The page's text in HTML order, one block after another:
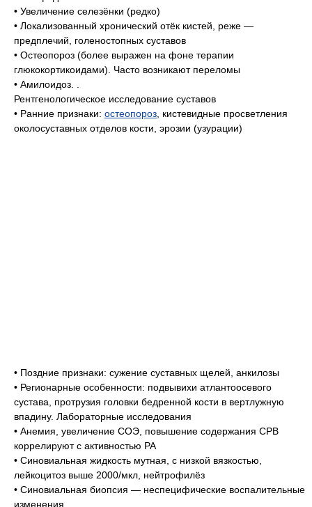
• Увеличение селезёнки (редко)
• Локализованный хронический отёк кистей, реже —
предплечий, голеностопных суставов
• Остеопороз (более выражен на фоне терапии
глюкокортикоидами). Часто возникают переломы
• Амилоидоз. .
Рентгенологическое исследование суставов
• Ранние признаки: остеопороз , кистевидные просветления
околосуставных отделов кости, эрозии (узурации)
• Поздние признаки: сужение суставных щелей, анкилозы
• Регионарные особенности: подвывихи атлантоосевого
сустава, протрузия головки бедренной кости в вертлужную
впадину. Лабораторные исследования
• Анемия, увеличение СОЭ, повышение содержания СРВ
коррелируют с активностью РА
• Синовиальная жидкость мутная, с низкой вязкостью,
лейкоцитоз выше 2000/мкл, нейтрофилёз
• Синовиальная биопсия — неспецифические воспалительные
изменения